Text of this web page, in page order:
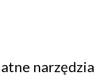
narzędzia